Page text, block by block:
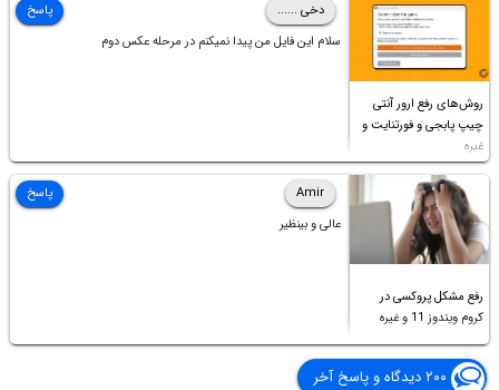
روش‌های رفع ارور آنتی
چیپ پابجی و فورتنایت و
غیره
دخی ......
سلام این فایل من پیدا نمیکنم در مرحله عکس دوم
پاسخ
رفع مشکل پروکسی در
کروم ویندوز 11 و غیره
Amir
عالی و بینظیر
پاسخ
۲۰۰ دیدگاه و پاسخ آخر